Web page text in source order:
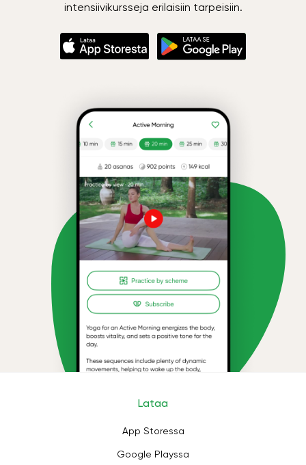
intensiivikursseja erilaisiin tarpeisiin.
Lataa
App Storessa
Google Playssa